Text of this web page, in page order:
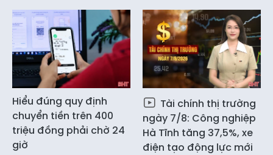
Hiểu đúng quy định
chuyển tiền trên 400
triệu đồng phải chờ 24
giờ
Tài chính thị trường
ngày 7/8: Công nghiệp
Hà Tĩnh tăng 37,5%, xe
điện tạo động lực mới